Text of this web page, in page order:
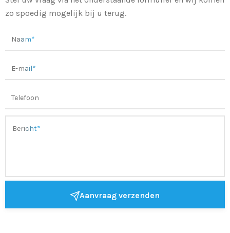
zo spoedig mogelijk bij u terug.
Aanvraag verzenden